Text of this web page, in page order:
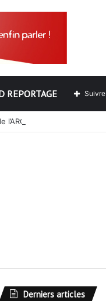
REPORTAGE Suivre
Derniers articles